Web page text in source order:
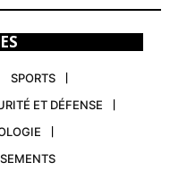
SPORTS
ET DÉFENSE